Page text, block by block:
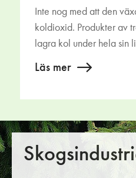
Inte nog med att den
koldioxid. Produkter av
lagra kol under hela sin
Läs mer